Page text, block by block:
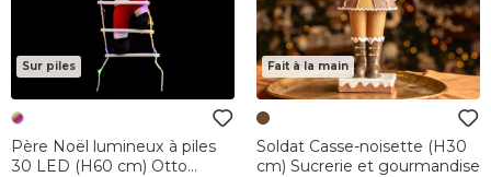
Sur piles
Père Noël lumineux à piles
30 LED (H60 cm) Otto
Fait à la main
Soldat Casse-noisette (H30
cm) Sucrerie et gourmandise